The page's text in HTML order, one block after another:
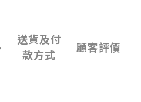
送貨及付
款方式
顧客評價